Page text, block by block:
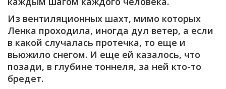
Из вентиляционных шахт, мимо которых
Ленка проходила, иногда дул ветер, а если
в какой случалась протечка, то еще и
вьюжило снегом. И еще ей казалось, что
позади, в глубине тоннеля, за ней кто-то
бредет.